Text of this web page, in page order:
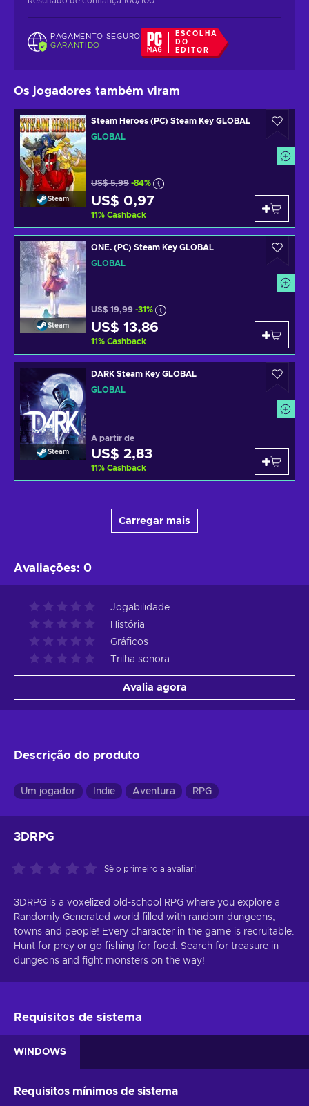
PAGAMENTO SEGURO
GARANTIDO
ESCOLHA
DO
EDITOR
Os jogadores também viram
Steam
Steam Heroes (PC) Steam Key GLOBAL
GLOBAL
US$ 5,99 -84%
US$ 0,97
11% Cashback
Steam
ONE. (PC) Steam Key GLOBAL
GLOBAL
US$ 19,99 -31%
US$ 13,86
11% Cashback
Steam
DARK Steam Key GLOBAL
GLOBAL
A partir de
US$ 2,83
11% Cashback
Carregar mais
Avaliações: 0
Jogabilidade
História
Gráficos
Trilha sonora
Avalia agora
Descrição do produto
Um jogador Indie Aventura RPG
3DRPG
Sê o primeiro a avaliar!
3DRPG is a voxelized old-school RPG where you explore a
Randomly Generated world filled with random dungeons,
towns and people! Every character in the game is recruitable.
Hunt for prey or go fishing for food. Search for treasure in
dungeons and fight monsters on the way!
Requisitos de sistema
WINDOWS
Requisitos mínimos de sistema